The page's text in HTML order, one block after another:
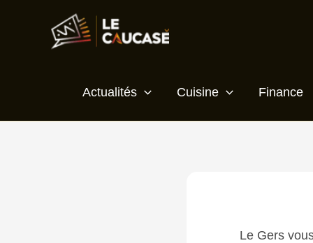
Actualités Cuisine Finance
Le Gers